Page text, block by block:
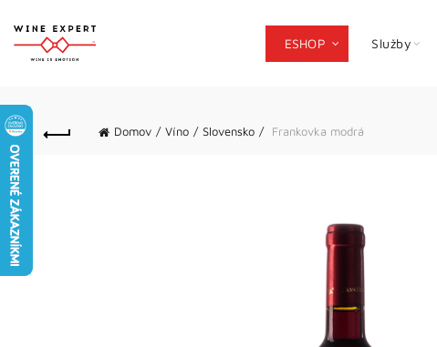
ESHOP Služby
Domov Víno Slovensko Frankovka modrá